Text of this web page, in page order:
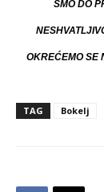
SMO DO
OKREĆEMO SE
TAG Bokelj